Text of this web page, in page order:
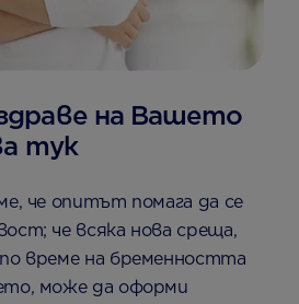
на Вашето
тук
че опитът помага да се
че всяка нова среща,
време на бременността
може да оформи